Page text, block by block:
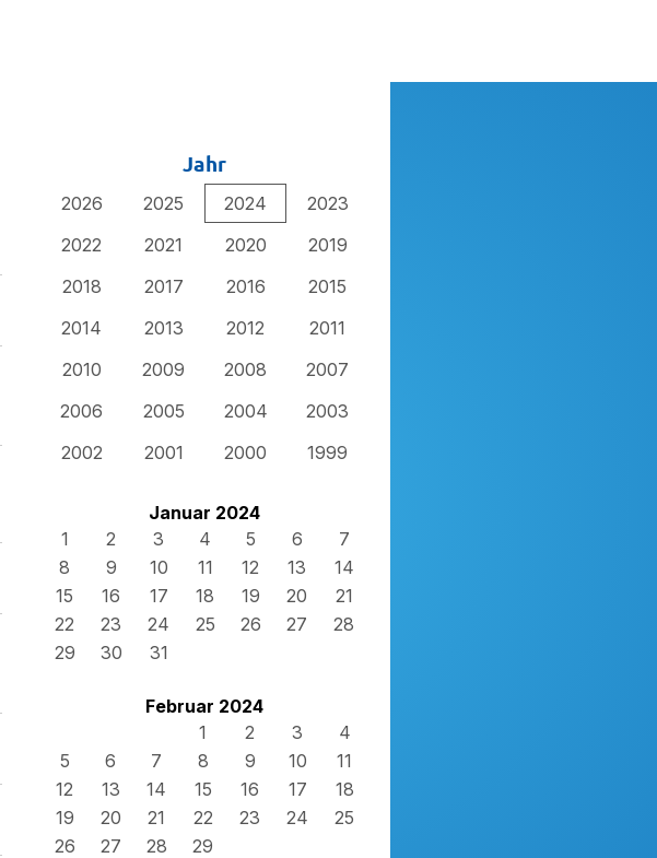
Jahr
2026 2025 2024
2023
2022
2021 2020
2019
2018
2017 2016
2015
2014
2013 2012
2011
2010
2009 2008
2007
2006
2005 2004
2003
2002
2001 2000 1999
Januar 2024
1
2 3 4 5 6
7
8
9 10 11 12 13
14
15
16 17 18 19 20
21
22
23 24 25 26 27
28
29
30 31
Februar 2024
1
2 3
4
5
6 7 8 9 10
11
12
13 14 15 16 17
18
19
20 21 22 23 24
25
26
27 28 29